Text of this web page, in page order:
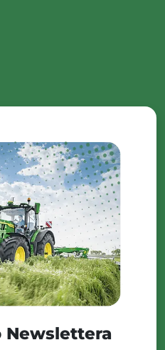
Newslettera